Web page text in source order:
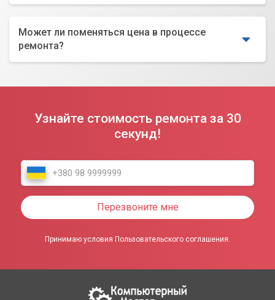
Может ли поменяться цена в процессе
ремонта?
Узнайте стоимость ремонта за 30
секунд!
Перезвоните мне
Принимаю условия Пользовательского соглашения.